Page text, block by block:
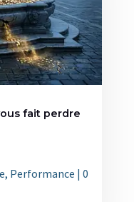
fait perdre
, Performance | 0